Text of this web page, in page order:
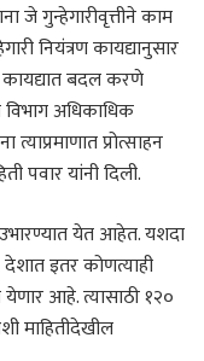
जे गुन्हेगारीवृत्तीने काम
नियंत्रण कायद्यानुसार
कायद्यात बदल करणे
अधिकाधिक
प्रोत्साहन
पवार यांनी दिली.
येत आहेत. यशदा
देशात इतर कोणत्याही
आहे. त्यासाठी १२०
माहितीदेखील